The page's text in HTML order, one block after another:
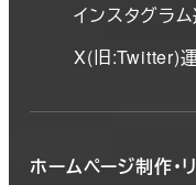
インスタグラ
X(旧:Twitter)
ホームページ制作・